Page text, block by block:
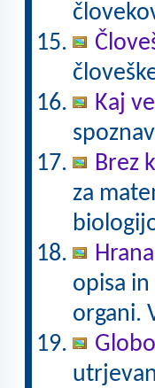
Kaj
Brez
za
opisa
organi.